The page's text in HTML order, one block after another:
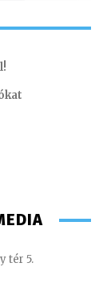
tér 5.